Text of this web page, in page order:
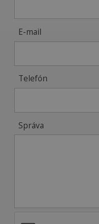
E-mail
Telefón
Správa